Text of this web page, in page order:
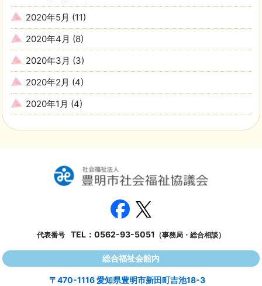
2020年5月 (11)
2020年4月 (8)
2020年3月 (3)
2020年2月 (4)
2020年1月 (4)
代表番号 TEL： 0562-93-5051 （事務局・総合相談）
総合福祉会館内
〒470-1116 愛知県豊明市新田町吉池18-3